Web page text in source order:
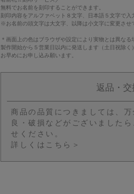
無料でお名前を刻印することができます。
刻印内容をアルファベット８文字、日本語５文字で入
※お名前の頭文字は大文字、以降は小文字に変更させ
＊画面上の色はブラウザや設定により実物とは異なる
製作開始から５営業日以内に発送します（土日祝除く）
お早めにお申し込み願います。
返品・
商品の品質につきましては、
良・破損などがございました
せください。
詳しくはこちら＞